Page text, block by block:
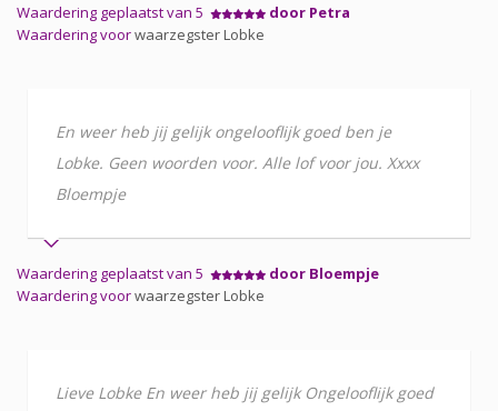
Waardering geplaatst van 5
door Petra
Waardering voorwaarzegster Lobke
En weer heb jij gelijk ongelooflijk goed ben je
Lobke. Geen woorden voor. Alle lof voor jou. Xxxx
Bloempje
Waardering geplaatst van 5
door Bloempje
Waardering voorwaarzegster Lobke
Lieve Lobke En weer heb jij gelijk Ongelooflijk goed